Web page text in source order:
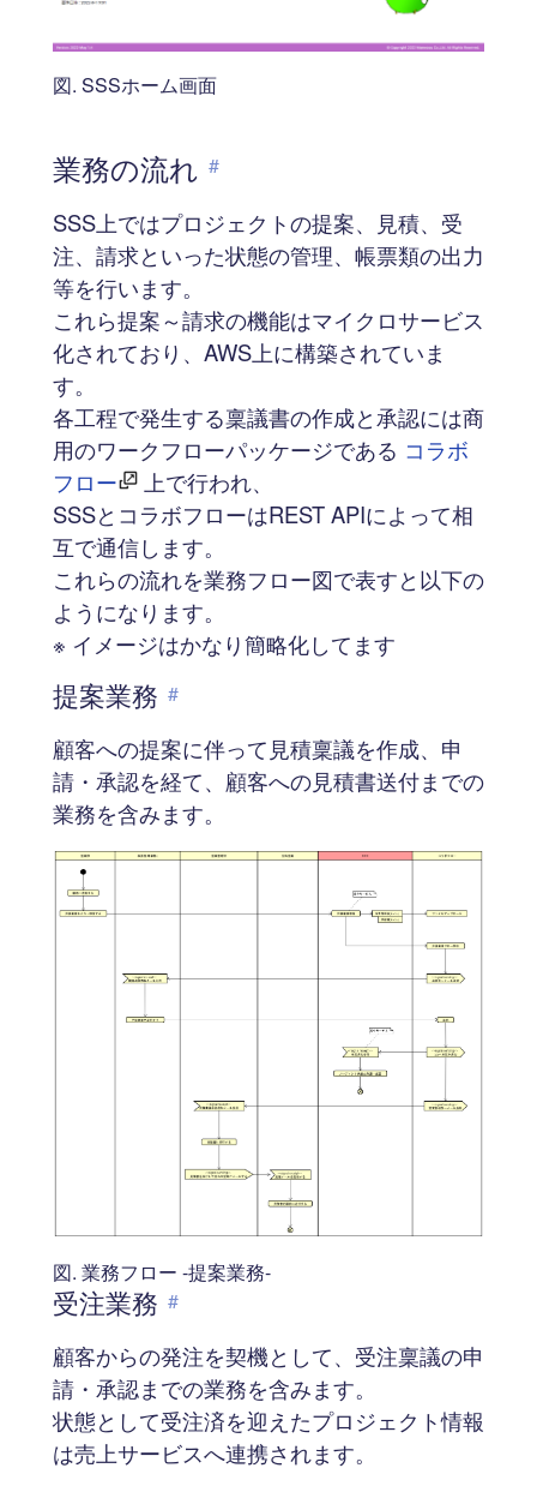
図. SSSホーム画面
業務の流れ #
SSS上ではプロジェクトの提案、見積、受
注、請求といった状態の管理、帳票類の出力
等を行います。
これら提案～請求の機能はマイクロサービス
化されており、AWS上に構築されていま
す。
各工程で発生する稟議書の作成と承認には商
用のワークフローパッケージである コラボ
フロー
上で行われ、
SSSとコラボフローはREST APIによって相
互で通信します。
これらの流れを業務フロー図で表すと以下の
ようになります。
※ イメージはかなり簡略化してます
提案業務 #
顧客への提案に伴って見積稟議を作成、申
請・承認を経て、顧客への見積書送付までの
業務を含みます。
図. 業務フロー -提案業務-
受注業務 #
顧客からの発注を契機として、受注稟議の申
請・承認までの業務を含みます。
状態として受注済を迎えたプロジェクト情報
は売上サービスへ連携されます。